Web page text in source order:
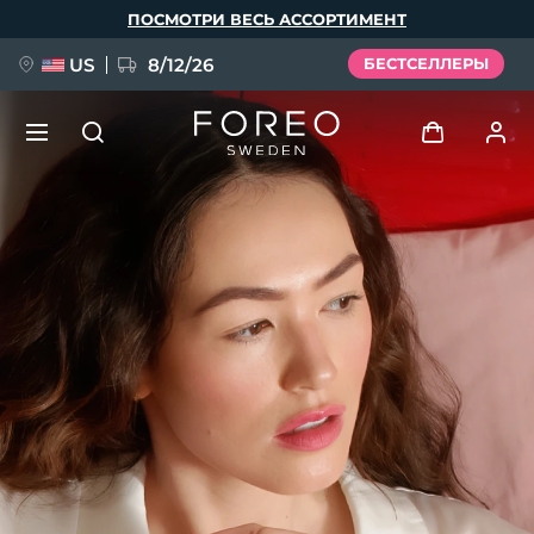
ПОСМОТРИ ВЕСЬ АССОРТИМЕНТ
US 8/12/26 БЕСТСЕЛЛЕРЫ
Войти
Профиль пользователя
Мои приборы
Мои заказы
Мои адреса
Мои подписки
FAQ™ Pure Beauty-Tech Elixir
BREAKING NEWS
issa™ Teeth Whitening Set
Язык
English Deutsch
Español
Français
Português
Polski
Svenska
Русский
Türkçe
简体中文 繁體中文